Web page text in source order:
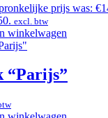
prijs was:
excl. btw
winkelwagen
“Parijs”